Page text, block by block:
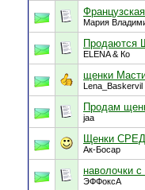
Мария
ELENA & Ко
щенки
Lena_Baskervil
Продам
jaa
Щенки
Ак-Босар
наволочки
ЭФФоксА